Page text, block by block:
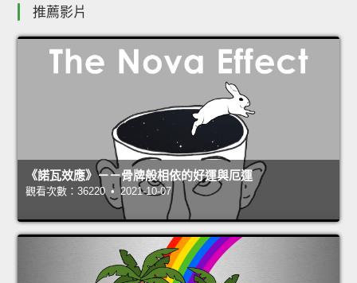
推薦影片
《諾瓦效應》－－骨牌般相依的好運與厄運
觀看次數：36220 • 2021-10-07